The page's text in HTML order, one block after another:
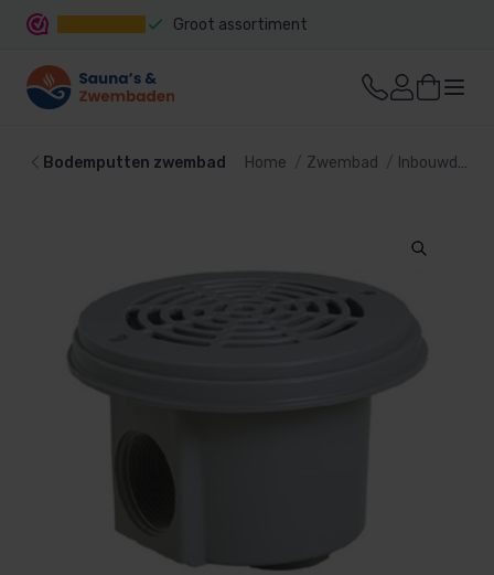
Groot assortiment
Bodemputten zwembad Home Zwembad Inbouwdelen